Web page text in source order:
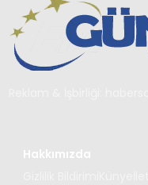
Hakkımızda